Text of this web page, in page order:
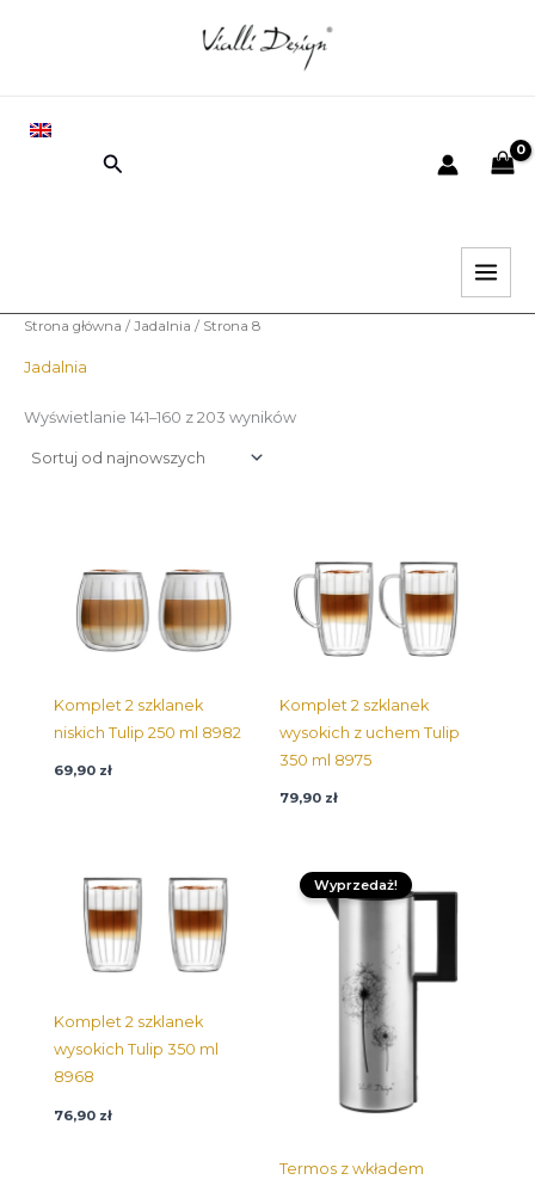
Wyszukiwanie
Strona główna / Jadalnia / Strona 8
Jadalnia
Wyświetlanie 141–160 z 203 wyników
najnowszych
Komplet 2 szklanek
niskich Tulip 250 ml 8982
69,90 zł
Komplet 2 szklanek
wysokich z uchem Tulip
350 ml 8975
79,90 zł
Komplet 2 szklanek
wysokich Tulip 350 ml
8968
76,90 zł
Wyprzedaż!
Termos z wkładem
cena
wynosiła:
cena:
54,95 zł.